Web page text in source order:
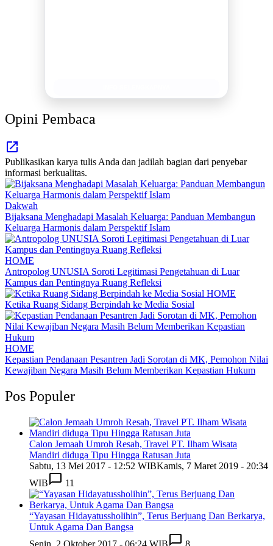
Opini Pembaca
Publikasikan karya tulis Anda dan jadilah bagian dari penyebar
informasi berkualitas.
Dakwah
Bijaksana Menghadapi Masalah Keluarga: Panduan Membangun
Keluarga Harmonis dalam Perspektif Islam
HOME
Antropolog UNUSIA Soroti Legitimasi Pengetahuan di Luar
Kampus dan Pentingnya Ruang Refleksi
HOME
Ketika Ruang Sidang Berpindah ke Media Sosial
HOME
Kepastian Pendanaan Pesantren Jadi Sorotan di MK, Pemohon Nilai
Kewajiban Negara Masih Belum Memberikan Kepastian Hukum
Pos Populer
Calon Jemaah Umroh Resah, Travel PT. Ilham Wisata
Mandiri diduga Tipu Hingga Ratusan Juta
Sabtu, 13 Mei 2017 - 12:52 WIBKamis, 7 Maret 2019 - 20:34
WIB
11
“Yayasan Hidayatussholihin”, Terus Berjuang Dan Berkarya,
Untuk Agama Dan Bangsa
Senin, 2 Oktober 2017 - 06:24 WIB
8